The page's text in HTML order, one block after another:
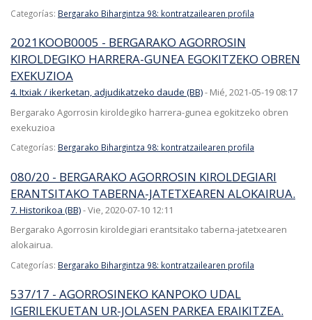
Categorías: Bergarako Bihargintza 98: kontratzailearen profila
2021KOOB0005 - BERGARAKO AGORROSIN
KIROLDEGIKO HARRERA-GUNEA EGOKITZEKO OBREN
EXEKUZIOA
4. Itxiak / ikerketan, adjudikatzeko daude (BB)- Mié, 2021-05-19 08:17
Bergarako Agorrosin kiroldegiko harrera-gunea egokitzeko obren
exekuzioa
Categorías: Bergarako Bihargintza 98: kontratzailearen profila
080/20 - BERGARAKO AGORROSIN KIROLDEGIARI
ERANTSITAKO TABERNA-JATETXEAREN ALOKAIRUA.
7. Historikoa (BB)-Vie, 2020-07-10 12:11
Bergarako Agorrosin kiroldegiari erantsitako taberna-jatetxearen
alokairua.
Categorías: Bergarako Bihargintza 98: kontratzailearen profila
537/17 - AGORROSINEKO KANPOKO UDAL
IGERILEKUETAN UR-JOLASEN PARKEA ERAIKITZEA.